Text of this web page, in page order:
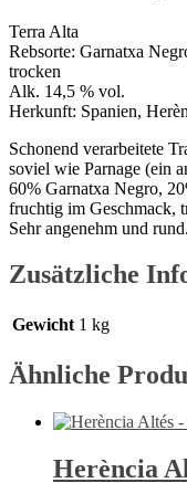
Terra Alta
Rebsorte: Garnatxa
trocken
Alk. 14,5 % vol.
Herkunft: Spanien,
Schonend verarbeitete
soviel wie Parnage (ein
60% Garnatxa Negro,
fruchtig im Geschmack,
Sehr angenehm und rund.
Zusätzliche
Gewicht 1 kg
Ähnliche
Herència